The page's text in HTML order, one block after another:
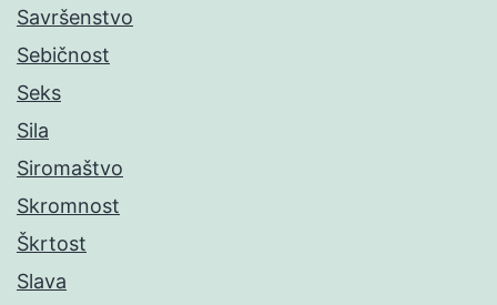
Savršenstvo
Sebičnost
Seks
Sila
Siromaštvo
Skromnost
Škrtost
Slava